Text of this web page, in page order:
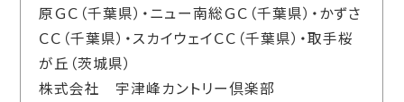
原ＧＣ（千葉県）・ニュー南総ＧＣ（千葉県）・かずさ
ＣＣ（千葉県）・スカイウェイＣＣ（千葉県）・取手桜
が丘（茨城県）
株式会社 宇津峰カントリー倶楽部